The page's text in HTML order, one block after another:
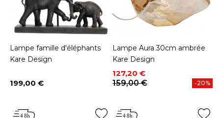
Lampe famille d'éléphants
Kare Design
Prix
199,00 €
Lampe Aura 30cm ambrée
Kare Design
Prix
127,20 €
Prix de base
159,00 €
-20%